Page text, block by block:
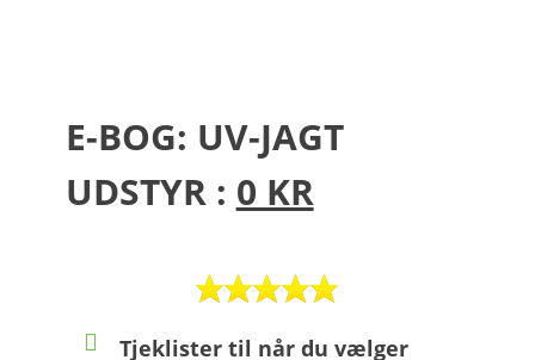
E-BOG: UV-JAGT
UDSTYR : 0 KR
Tjeklister til når du vælger